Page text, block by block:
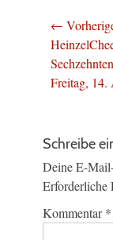
←
Vorheriger
Beitrag:
Freitag, 14.
Schreibe
Deine E-
Erforderliche
Kommentar*